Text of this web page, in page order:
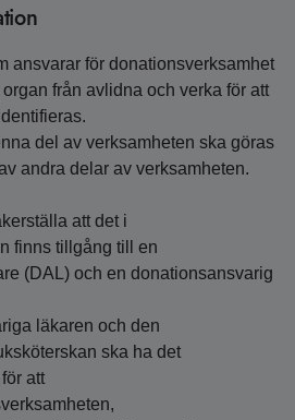
ansvarar för donationsverksamhet
från avlidna och verka för att
del av verksamheten ska göras
andra delar av verksamheten.
att det i
finns tillgång till en
(DAL) och en donationsansvarig
läkaren och den
ska ha det
att